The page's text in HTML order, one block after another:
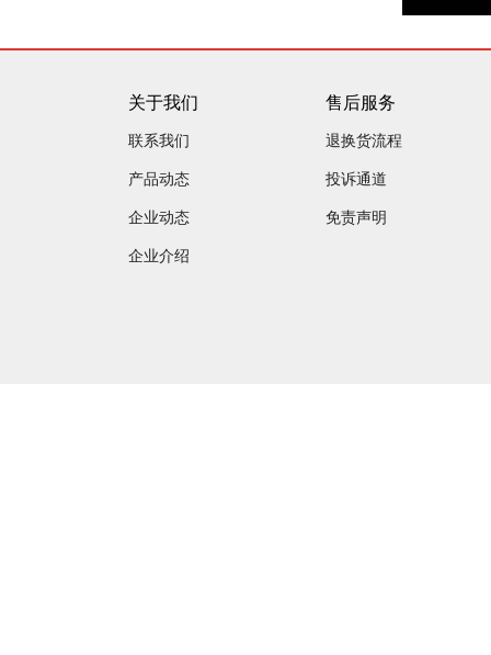
关于我们
联系我们
产品动态
企业动态
企业介绍
售后服务
退换货流程
投诉通道
免责声明